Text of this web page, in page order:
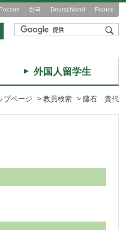
Россия 한국 Deutschland France
外国人留学生
プページ > 教員検索 > 藤石 貴代